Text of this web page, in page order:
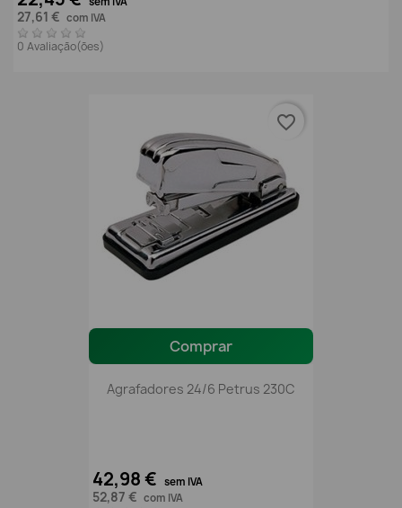
27,61 € com IVA
0 Avaliação(ões)
Comprar
Agrafadores 24/6 Petrus 230C
42,98 € sem IVA
52,87 € com IVA
favorite_border